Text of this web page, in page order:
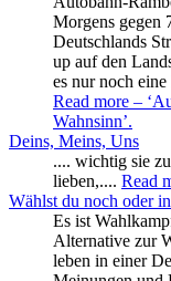
Morgens gegen
Deutschlands
up auf den
es nur noch
Read more –
Wahnsinn’.
Deins, Meins, Uns
.... wichtig sie
lieben,.... Read
Wählst du noch oder
Es ist
Alternative zur
leben in einer